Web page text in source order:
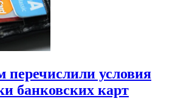
перечислили условия
банковских карт